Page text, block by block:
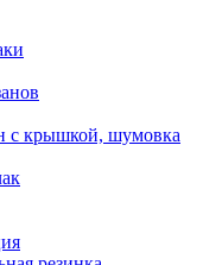
с крышкой, шумовка